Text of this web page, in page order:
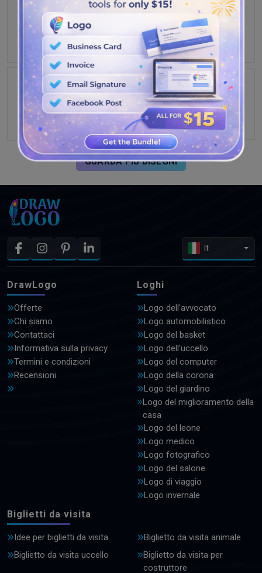
GUARDA PIÙ DISEGNI
It
DrawLogo
Offerte
Chi siamo
Contattaci
Informativa sulla privacy
Termini e condizioni
Recensioni
Loghi
Logo dell'avvocato
Logo automobilistico
Logo del basket
Logo dell'uccello
Logo del computer
Logo della corona
Logo del giardino
Logo del miglioramento della
casa
Logo del leone
Logo medico
Logo fotografico
Logo del salone
Logo di viaggio
Logo invernale
Biglietti da visita
Idee per biglietti da visita
Biglietto da visita animale
Biglietto da visita uccello
Biglietto da visita per
costruttore